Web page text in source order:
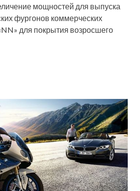
мощностей для выпуска
фургонов коммерческих
для покрытия возросшего